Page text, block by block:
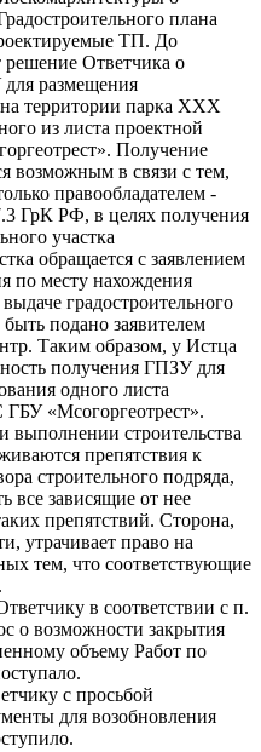
плана
ТП. До
решение Ответчика о
размещения
территории парка ХХХ
из листа проектной
Получение
возможным в связи с тем,
правообладателем -
ГрК РФ, в целях получения
участка
обращается с заявлением
по месту нахождения
градостроительного
подано заявителем
Таким образом, у Истца
получения ГПЗУ для
одного листа
«Мсогоргеотрест».
выполнении строительства
препятствия к
строительного подряда,
все зависящие от нее
препятствий. Сторона,
утрачивает право на
тем, что соответствующие
в соответствии с п.
о возможности закрытия
объему Работ по
с просьбой
для возобновления